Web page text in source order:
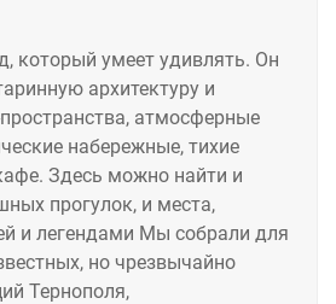
который умеет удивлять. Он
архитектуру и
атмосферные
набережные, тихие
Здесь можно найти и
прогулок, и места,
и легендами Мы собрали для
но чрезвычайно
Тернополя,